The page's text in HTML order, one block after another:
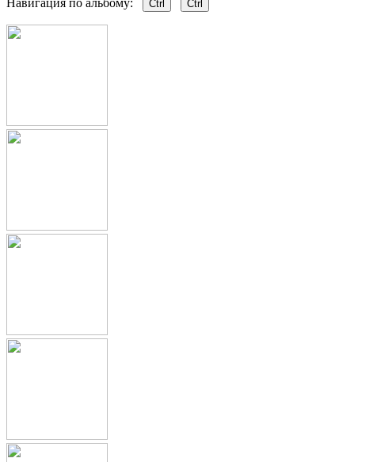
Навигация по альбому: Ctrl Ctrl